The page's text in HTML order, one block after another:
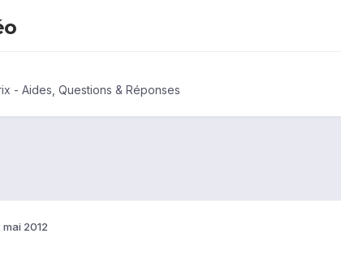
- Aides, Questions & Réponses
mai 2012